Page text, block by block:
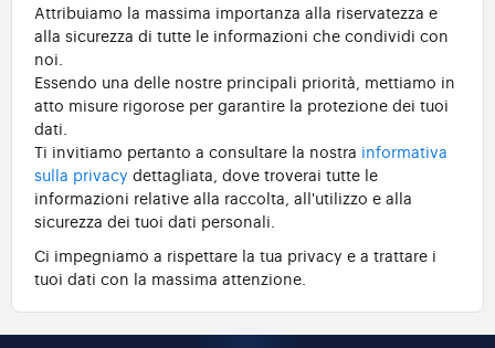
Attribuiamo la massima importanza alla riservatezza e
alla sicurezza di tutte le informazioni che condividi con
noi.
Essendo una delle nostre principali priorità, mettiamo in
atto misure rigorose per garantire la protezione dei tuoi
dati.
Ti invitiamo pertanto a consultare la nostra informativa
sulla privacy dettagliata, dove troverai tutte le
informazioni relative alla raccolta, all'utilizzo e alla
sicurezza dei tuoi dati personali.
Ci impegniamo a rispettare la tua privacy e a trattare i
tuoi dati con la massima attenzione.